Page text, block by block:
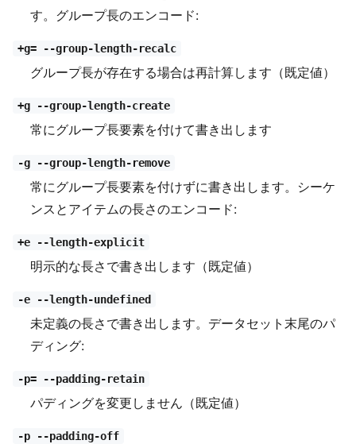
す。グループ長のエンコード:
+g= --group-length-recalc
グループ長が存在する場合は再計算します（既定値）
+g --group-length-create
常にグループ長要素を付けて書き出します
-g --group-length-remove
常にグループ長要素を付けずに書き出します。シーケ
ンスとアイテムの長さのエンコード:
+e --length-explicit
明示的な長さで書き出します（既定値）
-e --length-undefined
未定義の長さで書き出します。データセット末尾のパ
ディング:
-p= --padding-retain
パディングを変更しません（既定値）
-p --padding-off